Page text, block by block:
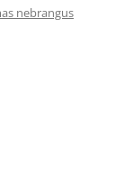
nebrangus